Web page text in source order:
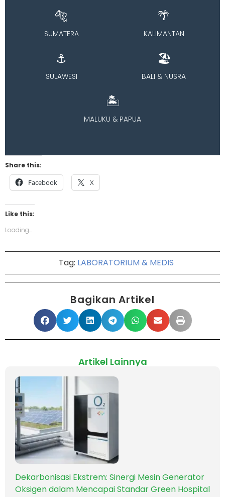
🐅
SUMATERA
🌴
KALIMANTAN
⚓
SULAWESI
🏖️
BALI & NUSRA
🏝️
MALUKU & PAPUA
Share this:
Facebook X
Like this:
Loading...
Tag: LABORATORIUM & MEDIS
Bagikan Artikel
Artikel Lainnya
Dekarbonisasi Ekstrem: Sinergi Mesin Generator
Oksigen dalam Mencapai Standar Green Hospital